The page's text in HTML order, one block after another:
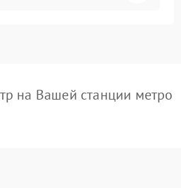
на Вашей станции метро